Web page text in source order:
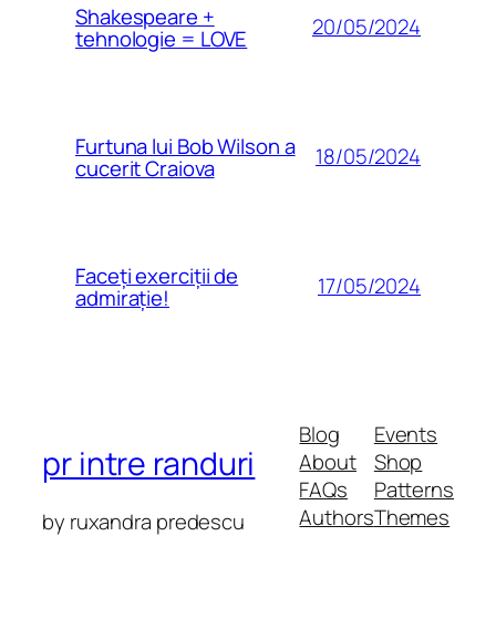
Shakespeare +
tehnologie = LOVE 20/05/2024
Furtuna lui Bob Wilson a
cucerit Craiova 18/05/2024
Faceți exerciții de
admirație! 17/05/2024
pr intre randuri
by ruxandra predescu
Blog
About
FAQs
Authors
Events
Shop
Patterns
Themes